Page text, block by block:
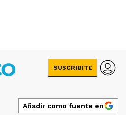
SUSCRIBITE
Añadir como fuente en